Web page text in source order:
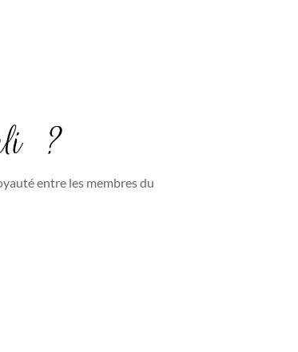
?
entre les membres du